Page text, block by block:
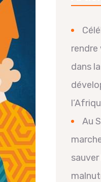
rendre
dans
Au